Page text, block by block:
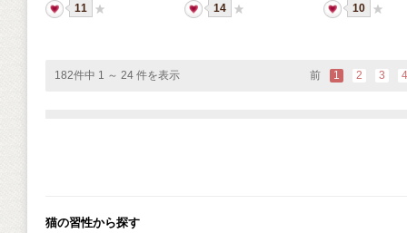
11
14
10
182件中 1 ～ 24 件を表示 前 1 2 3 4
猫の習性から探す